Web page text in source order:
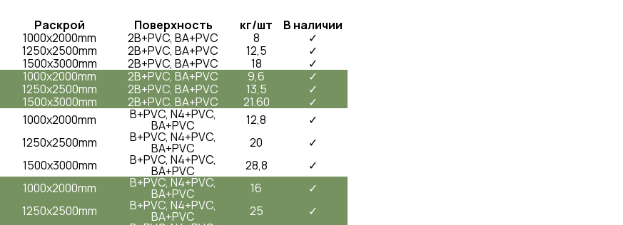
Раскрой Поверхность кг/шт
В наличии
1000x2000mm 2B+PVC, BA+PVC 8
✓
1250x2500mm
2B+PVC, BA+PVC 12,5
✓
1500x3000mm
2B+PVC, BA+PVC 18
✓
1000x2000mm 2B+PVC, BA+PVC 9,6
✓
1250x2500mm
2B+PVC, BA+PVC 13,5
✓
1500x3000mm
2B+PVC, BA+PVC 21.60 ✓
1000x2000mm B+PVC, N4+PVC,
BA+PVC 12,8
✓
1250x2500mm
B+PVC, N4+PVC,
BA+PVC 20
✓
1500x3000mm
B+PVC, N4+PVC,
BA+PVC 28,8 ✓
1000x2000mm B+PVC, N4+PVC,
BA+PVC 16
✓
1250x2500mm
B+PVC, N4+PVC,
BA+PVC 25
✓